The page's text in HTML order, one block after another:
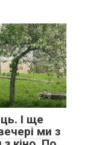
0
І ще
ми з